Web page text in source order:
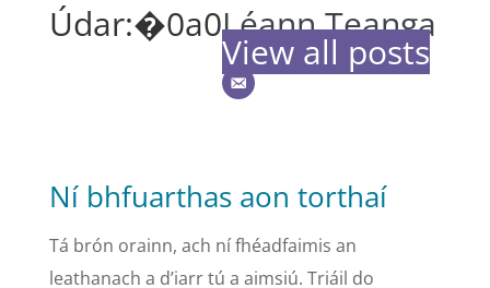
Léann Teanga
View all posts
Ní bhfuarthas aon torthaí
Tá brón orainn, ach ní fhéadfaimis an
leathanach a d’iarr tú a aimsiú. Triáil do